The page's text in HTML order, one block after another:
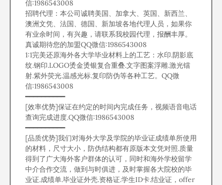
信:1986543008
招聘代理：本公司诚聘美国、加拿大、英国、新西兰、
澳洲文凭、法国、德国、新加坡各地代理人员，如果你
有业余时间，有兴趣，请联系我校园代理，报酬丰厚。
真诚期待您的加盟QQ微信:1986543008
1:1完美还原海外各大学毕业材料上的工艺：水印.阴影底
纹.钢印.LOGO烫金烫银复合重叠.文字图案浮雕.激光镭
射.紫外荧光.温感光标.复印防伪等各种工艺。QQ微
信:1986543008
━━━━━━━━━━
[效率优势]保证在约定的时间内完成任务，视频语音电话
查询完成进度.QQ微信:1986543008
━━━━━━━━━━
[品质优势]我们对海外大学及学院的毕业证成绩单所使用
的材料，尺寸大小，防伪结构都有原版本文凭对照.质量
得到了广大海外客户群体的认可，同时和海外学校留学
中介合作交流，做到与时俱进，及时掌握各大院校的毕
业证.成绩单.毕业证外壳.资格证.学生ID卡.结业证，offer